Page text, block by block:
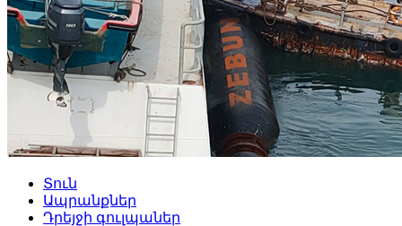
Տուն
Ապրանքներ
Դրեյջի գուլպաներ